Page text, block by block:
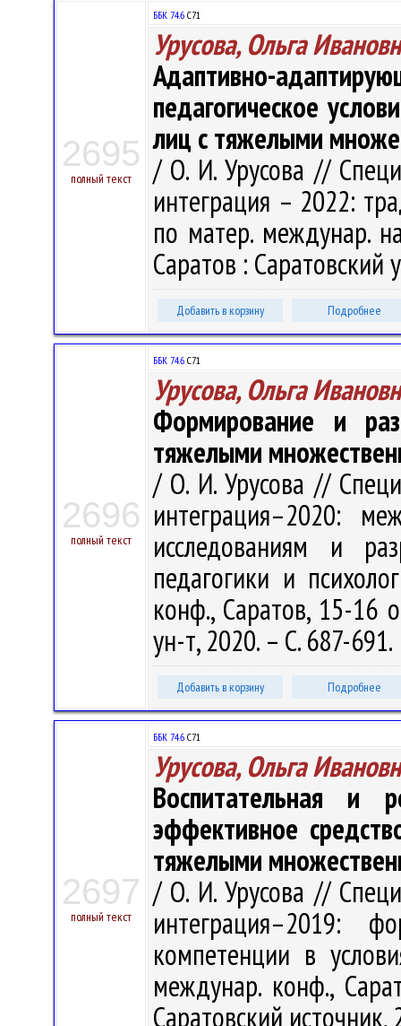
2695
полный текст
ББК 74.6 С71
Урусова, Ольга
Адаптивно-
педагогическое
лиц с тяжелыми
/ О. И. Урусова //
интеграция – 2022:
по матер. междунар.
Саратов : Саратовский
Добавить в корзину Подробнее
2696
полный текст
ББК 74.6 С71
Урусова, Ольга
Формирование и
тяжелыми
/ О. И. Урусова //
интеграция–2020:
исследованиям и
педагогики и
конф., Саратов, 15-16
ун-т, 2020. – С. 687-691.
Добавить в корзину Подробнее
2697
полный текст
ББК 74.6 С71
Урусова, Ольга
Воспитательная и
эффективное
тяжелыми
/ О. И. Урусова //
интеграция–2019:
компетенции в
междунар. конф.,
Саратовский